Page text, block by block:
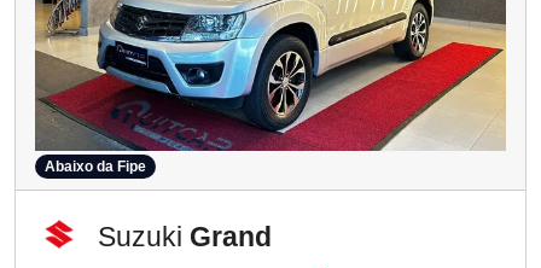
Abaixo da Fipe
Suzuki Grand